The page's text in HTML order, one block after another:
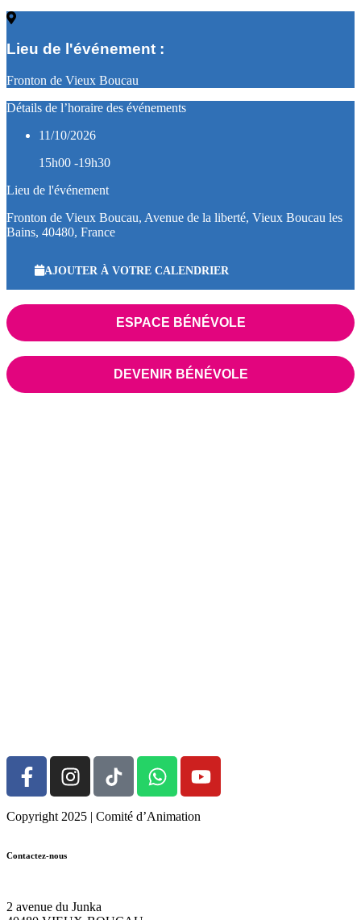
Lieu de l'événement :
Fronton de Vieux Boucau
Détails de l’horaire des événements
11/10/2026
15h00 -19h30
Lieu de l'événement
Fronton de Vieux Boucau, Avenue de la liberté, Vieux Boucau les
Bains, 40480, France
AJOUTER À VOTRE CALENDRIER
ESPACE BÉNÉVOLE
DEVENIR BÉNÉVOLE
Copyright 2025 | Comité d’Animation
Contactez-nous
2 avenue du Junka